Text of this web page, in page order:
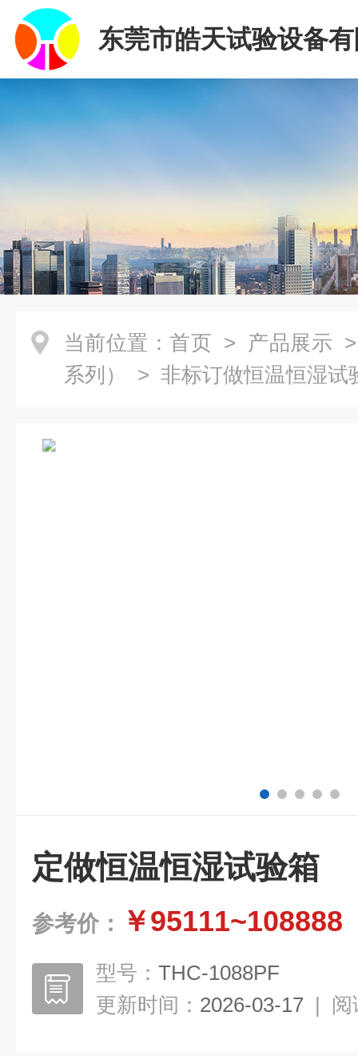
东莞市皓天试验设备
当前位置： 首页 > 产品展示
系列）
> 非标订做恒温恒湿试
定做恒温恒湿试验箱
参考价： ￥95111~108888
型号： THC-1088PF
更新时间： 2026-03-17 | 阅